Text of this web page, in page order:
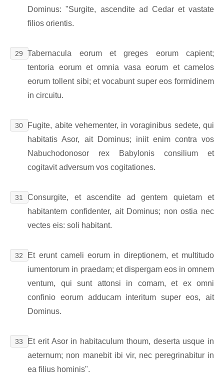
Dominus: "Surgite, ascendite ad Cedar et vastate
filios orientis.
29
Tabernacula eorum et greges eorum capient;
tentoria eorum et omnia vasa eorum et camelos
eorum tollent sibi; et vocabunt super eos formidinem
in circuitu.
30
Fugite, abite vehementer, in voraginibus sedete, qui
habitatis Asor, ait Dominus; iniit enim contra vos
Nabuchodonosor rex Babylonis consilium et
cogitavit adversum vos cogitationes.
31
Consurgite, et ascendite ad gentem quietam et
habitantem confidenter, ait Dominus; non ostia nec
vectes eis: soli habitant.
32
Et erunt cameli eorum in direptionem, et multitudo
iumentorum in praedam; et dispergam eos in omnem
ventum, qui sunt attonsi in comam, et ex omni
confinio eorum adducam interitum super eos, ait
Dominus.
33
Et erit Asor in habitaculum thoum, deserta usque in
aeternum; non manebit ibi vir, nec peregrinabitur in
ea filius hominis".